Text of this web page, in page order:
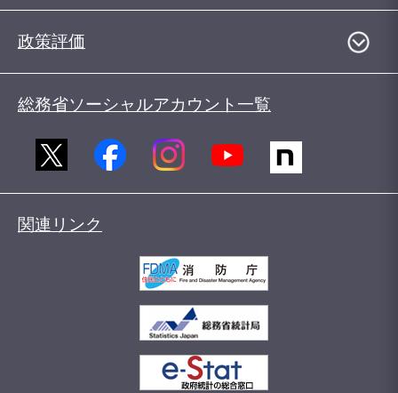
政策評価
総務省ソーシャルアカウント一覧
関連リンク